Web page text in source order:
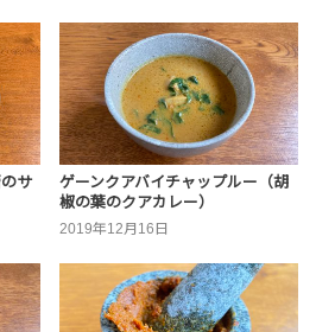
サ
ゲーンクアバイチャップルー（胡
椒の葉のクアカレー）
2019年12月16日